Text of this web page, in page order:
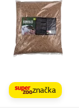
značka